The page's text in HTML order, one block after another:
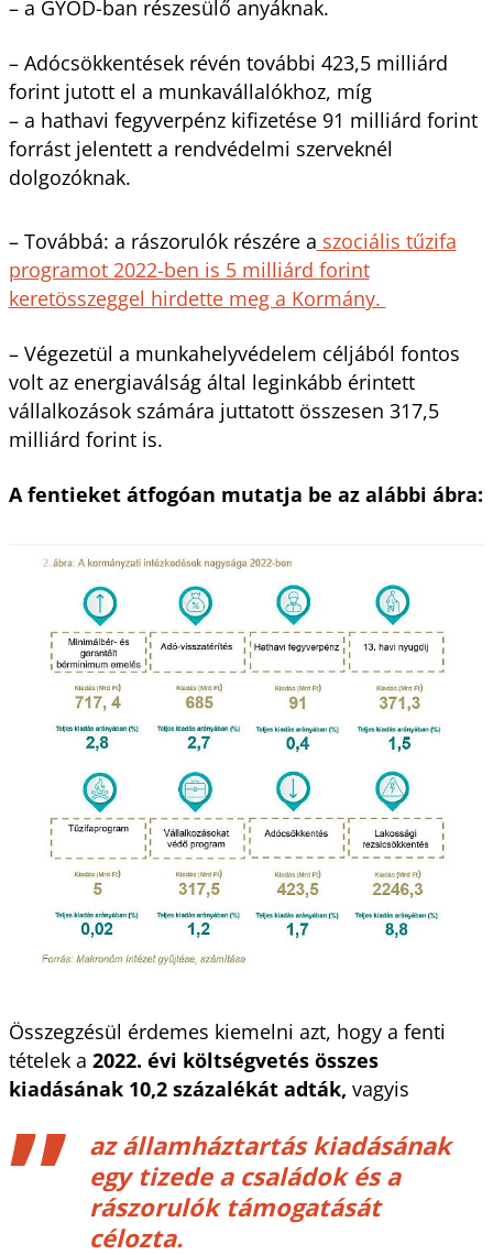
– a GYOD-ban részesülő anyáknak.
– Adócsökkentések révén további 423,5 milliárd
forint jutott el a munkavállalókhoz, míg
– a hathavi fegyverpénz kifizetése 91 milliárd forint
forrást jelentett a rendvédelmi szerveknél
dolgozóknak.
– Továbbá: a rászorulók részére a szociális tűzifa
programot 2022-ben is 5 milliárd forint
keretösszeggel hirdette meg a Kormány.
– Végezetül a munkahelyvédelem céljából fontos
volt az energiaválság által leginkább érintett
vállalkozások számára juttatott összesen 317,5
milliárd forint is.
A fentieket átfogóan mutatja be az alábbi ábra:
Összegzésül érdemes kiemelni azt, hogy a fenti
tételek a 2022. évi költségvetés összes
kiadásának 10,2 százalékát adták, vagyis
az államháztartás kiadásának
egy tizede a családok és a
rászorulók támogatását
célozta.